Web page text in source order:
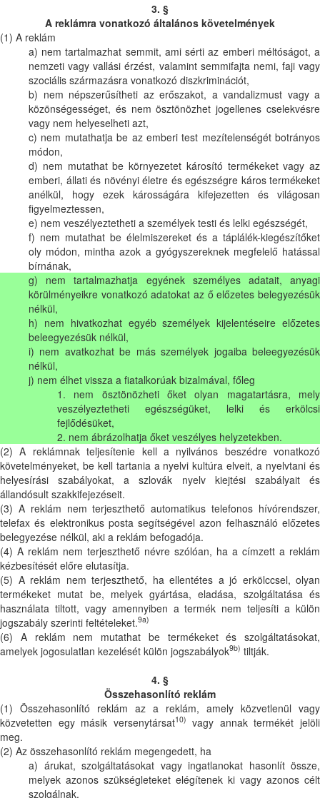
3. §
A reklámra vonatkozó általános követelmények
(1) A reklám
a) nem tartalmazhat semmit, ami sérti az emberi méltóságot, a
nemzeti vagy vallási érzést, valamint semmifajta nemi, faji vagy
szociális származásra vonatkozó diszkriminációt,
b) nem népszerűsítheti az erőszakot, a vandalizmust vagy a
közönségességet, és nem ösztönözhet jogellenes cselekvésre
vagy nem helyeselheti azt,
c) nem mutathatja be az emberi test mezítelenségét botrányos
módon,
d) nem mutathat be környezetet károsító termékeket vagy az
emberi, állati és növényi életre és egészségre káros termékeket
anélkül, hogy ezek károsságára kifejezetten és világosan
figyelmeztessen,
e) nem veszélyeztetheti a személyek testi és lelki egészségét,
f) nem mutathat be élelmiszereket és a táplálék-kiegészítőket
oly módon, mintha azok a gyógyszereknek megfelelő hatással
bírnának,
g) nem tartalmazhatja egyének személyes adatait, anyagi
körülményeikre vonatkozó adatokat az ő előzetes belegyezésük
nélkül,
h) nem hivatkozhat egyéb személyek kijelentéseire előzetes
beleegyezésük nélkül,
i) nem avatkozhat be más személyek jogaiba beleegyezésük
nélkül,
j) nem élhet vissza a fiatalkorúak bizalmával, főleg
1. nem ösztönözheti őket olyan magatartásra, mely
veszélyeztetheti egészségüket, lelki és erkölcsi
fejlődésüket,
2. nem ábrázolhatja őket veszélyes helyzetekben.
(2) A reklámnak teljesítenie kell a nyilvános beszédre vonatkozó
követelményeket, be kell tartania a nyelvi kultúra elveit, a nyelvtani és
helyesírási szabályokat, a szlovák nyelv kiejtési szabályait és
állandósult szakkifejezéseit.
(3) A reklám nem terjeszthető automatikus telefonos hívórendszer,
telefax és elektronikus posta segítségével azon felhasználó előzetes
belegyezése nélkül, aki a reklám befogadója.
(4) A reklám nem terjeszthető névre szólóan, ha a címzett a reklám
kézbesítését előre elutasítja.
(5) A reklám nem terjeszthető, ha ellentétes a jó erkölccsel, olyan
termékeket mutat be, melyek gyártása, eladása, szolgáltatása és
használata tiltott, vagy amennyiben a termék nem teljesíti a külön
jogszabály szerinti feltételeket.9a)
(6) A reklám nem mutathat be termékeket és szolgáltatásokat,
amelyek jogosulatlan kezelését külön jogszabályok9b) tiltják.
4. §
Összehasonlító reklám
(1) Összehasonlító reklám az a reklám, amely közvetlenül vagy
közvetetten egy másik versenytársat10) vagy annak termékét jelöli
meg.
(2) Az összehasonlító reklám megengedett, ha
a) árukat, szolgáltatásokat vagy ingatlanokat hasonlít össze,
melyek azonos szükségleteket elégítenek ki vagy azonos célt
szolgálnak,